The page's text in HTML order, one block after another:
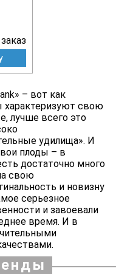
– вот как
свою
лучше всего это
удилища». И
плоды – в
достаточно много
свою
и новизну
серьезное
и завоевали
время. И в